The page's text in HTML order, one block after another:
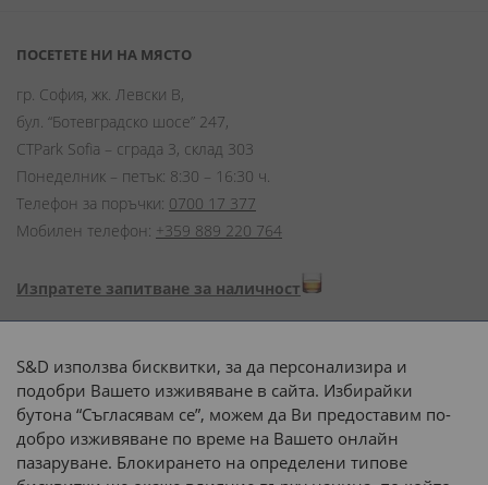
ПОСЕТЕТЕ НИ НА МЯСТО
гр. София, жк. Левски В,
бул. “Ботевградско шосе” 247,
CTPark Sofia – сграда 3, склад 303
Понеделник – петък: 8:30 – 16:30 ч.
Телефон за поръчки: 0700 17 377
Мобилен телефон: +359 889 220 764
Изпратете запитване за наличност
Начини на плащане:
Доставка до адрес с:
S&D използва бисквитки, за да персонализира и
подобри Вашето изживяване в сайта. Избирайки
бутона “Съгласявам се”, можем да Ви предоставим по-
добро изживяване по време на Вашето онлайн
пазаруване. Блокирането на определени типове